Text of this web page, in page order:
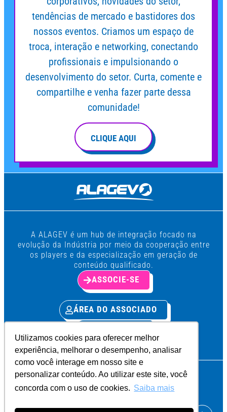
Utilizamos cookies para oferecer melhor
experiência, melhorar o desempenho, analisar
como você interage em nosso site e
personalizar conteúdo. Ao utilizar este site, você
concorda com o uso de cookies. Saiba mais
tendências de mercado e bastidores dos
nossos eventos. Criamos um espaço de
troca, interação e networking, conectando
profissionais e impulsionando o
desenvolvimento do setor. Curta, comente e
compartilhe e venha fazer parte dessa
comunidade!
CLIQUE AQUI
A ALAGEV é um hub de integração focado na
evolução da Indústria por meio da cooperação entre
os players e da especialização em geração de
conteúdo qualificado.
ASSOCIE-SE
ÁREA DO ASSOCIADO
Conecte-se com a ALAGEV